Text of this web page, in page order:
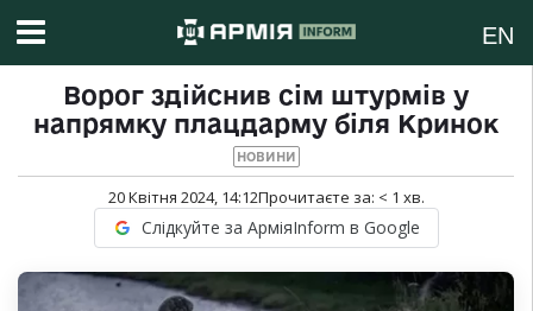
EN
Ворог здійснив сім штурмів у
напрямку плацдарму біля Кринок
НОВИНИ
20 Квітня 2024, 14:12Прочитаєте за: < 1 хв.
Слідкуйте за АрміяInform в Google